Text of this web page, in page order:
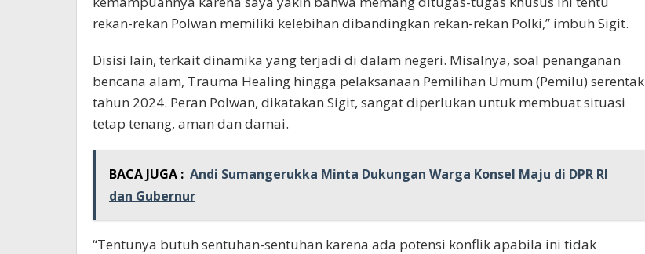
rekan-rekan Polwan memiliki kelebihan dibandingkan rekan-rekan Polki,” imbuh Sigit.
Disisi lain, terkait dinamika yang terjadi di dalam negeri. Misalnya, soal penanganan
bencana alam, Trauma Healing hingga pelaksanaan Pemilihan Umum (Pemilu) serentak
tahun 2024. Peran Polwan, dikatakan Sigit, sangat diperlukan untuk membuat situasi
tetap tenang, aman dan damai.
BACA JUGA : Andi Sumangerukka Minta Dukungan Warga Konsel Maju di DPR RI
dan Gubernur
“Tentunya butuh sentuhan-sentuhan karena ada potensi konflik apabila ini tidak